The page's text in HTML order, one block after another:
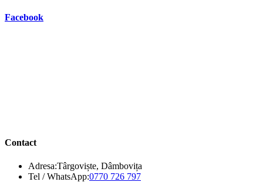
Facebook
Contact
Adresa:Târgoviște, Dâmbovița
Tel / WhatsApp:0770 726 797Opens